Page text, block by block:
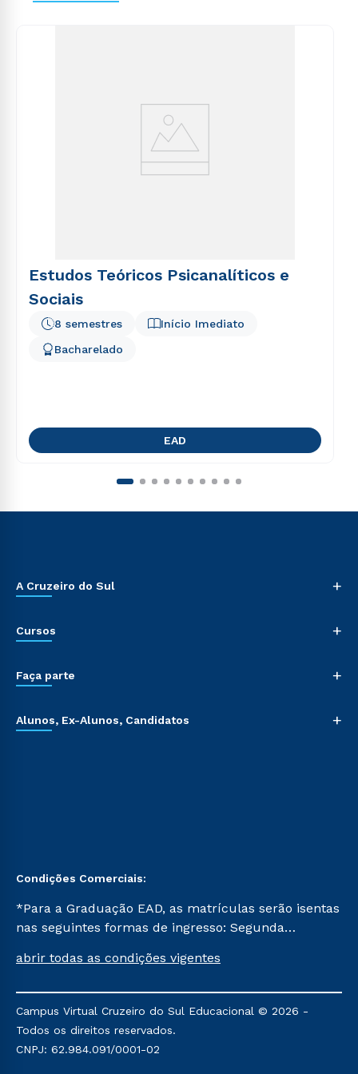
Estudos Teóricos Psicanalíticos e
Sociais
Início Imediato
8 semestres
Bacharelado
EAD
A Cruzeiro do Sul +
Cursos +
Faça parte +
Alunos, Ex-Alunos, Candidatos +
Condições Comerciais:
*Para a Graduação EAD, as matrículas serão isentas
nas seguintes formas de ingresso: Segunda
Já para as demais, a taxa de matrícula será de R$
mencionadas são referentes aos cursos: Ensino
Religioso, Geografia para a Docência e Metodologia
do Ensino de História: Questões Atuais.
abrir todas as condições vigentes
Campus Virtual Cruzeiro do Sul Educacional © 2026 -
Todos os direitos reservados.
CNPJ: 62.984.091/0001-02